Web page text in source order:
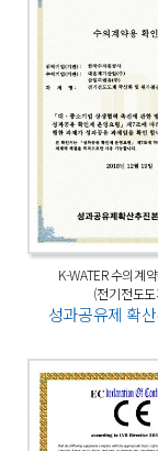
K-WATER 수의계
(전기전도
성과공유제 확